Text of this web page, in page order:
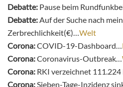
Debatte: Pause beim
Debatte:Auf der Suche nach
Zerbrechlichkeit(€)…Welt
Corona:COVID-19-Dashboard…
Corona:Coronavirus-Outbreak…
Corona: RKI verzeichnet
Corona:Sieben-Tage-Inzidenz